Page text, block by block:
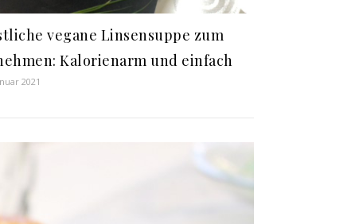
vegane Linsensuppe zum
Kalorienarm und einfach
2021